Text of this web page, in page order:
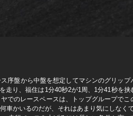
序盤から中盤を想定してマシンのグリップ
走り、福住は1分40秒2が1周、1分41秒を挟
でのレースペースは、トップグループでこ
かいるのだが、それはあまり気にしなくて